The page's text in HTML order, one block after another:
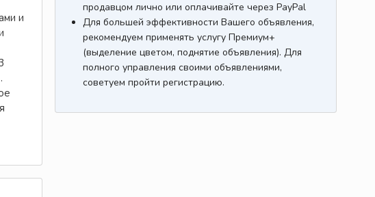
и
продавцом лично или оплачивайте через PayPal
Для большей эффективности Вашего объявления,
рекомендуем применять услугу Премиум+
(выделение цветом, поднятие объявления). Для
полного управления своими объявлениями,
советуем пройти регистрацию.